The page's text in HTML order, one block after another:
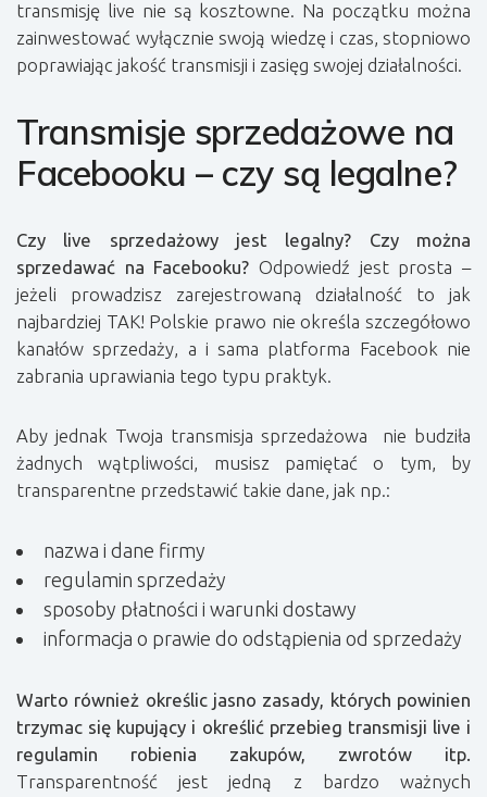
transmisję live nie są kosztowne. Na początku można
zainwestować wyłącznie swoją wiedzę i czas, stopniowo
poprawiając jakość transmisji i zasięg swojej działalności.
Transmisje sprzedażowe na
Facebooku – czy są legalne?
Czy live sprzedażowy jest legalny? Czy można
sprzedawać na Facebooku? Odpowiedź jest prosta –
jeżeli prowadzisz zarejestrowaną działalność to jak
najbardziej TAK! Polskie prawo nie określa szczegółowo
kanałów sprzedaży, a i sama platforma Facebook nie
zabrania uprawiania tego typu praktyk.
Aby jednak Twoja transmisja sprzedażowa nie budziła
żadnych wątpliwości, musisz pamiętać o tym, by
transparentne przedstawić takie dane, jak np.:
nazwa i dane firmy
regulamin sprzedaży
sposoby płatności i warunki dostawy
informacja o prawie do odstąpienia od sprzedaży
Warto również określic jasno zasady, których powinien
trzymac się kupujący i określić przebieg transmisji live i
regulamin robienia zakupów, zwrotów itp.
Transparentność jest jedną z bardzo ważnych